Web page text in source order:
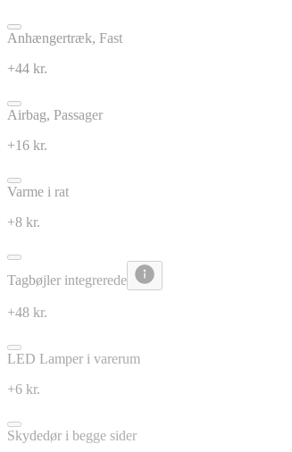
Anhængertræk, Fast
+44 kr.
Airbag, Passager
+16 kr.
Varme i rat
+8 kr.
Tagbøjler integrerede
+48 kr.
LED Lamper i varerum
+6 kr.
Skydedør i begge sider